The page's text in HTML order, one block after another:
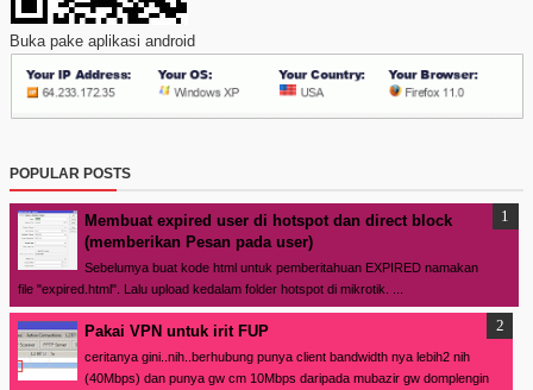
Buka pake aplikasi android
POPULAR POSTS
Membuat expired user di hotspot dan direct block
(memberikan Pesan pada user)
Sebelumya buat kode html untuk pemberitahuan EXPIRED namakan
file "expired.html". Lalu upload kedalam folder hotspot di mikrotik. ...
Pakai VPN untuk irit FUP
ceritanya gini..nih..berhubung punya client bandwidth nya lebih2 nih
(40Mbps) dan punya gw cm 10Mbps daripada mubazir gw domplengin